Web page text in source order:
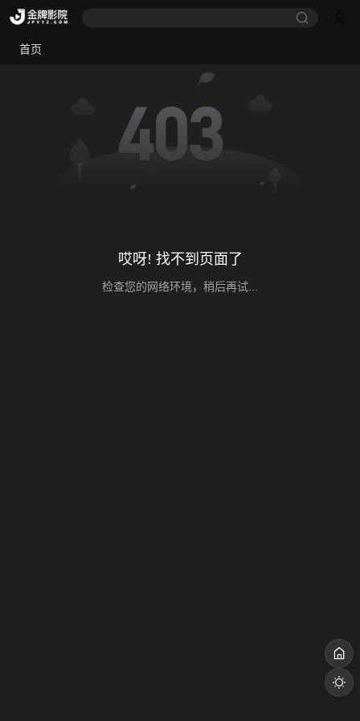
首页
哎呀! 找不到页面了
检查您的网络环境，稍后再试...